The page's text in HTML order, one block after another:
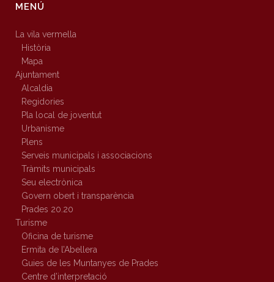
MENÚ
La vila vermella
Història
Mapa
Ajuntament
Alcaldia
Regidories
Pla local de joventut
Urbanisme
Plens
Serveis municipals i associacions
Tràmits municipals
Seu electrònica
Govern obert i transparència
Prades 20.20
Turisme
Oficina de turisme
Ermita de l’Abellera
Guies de les Muntanyes de Prades
Centre d’interpretació